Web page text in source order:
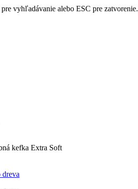
pre vyhľadávanie alebo ESC pre zatvorenie.
kefka Extra Soft